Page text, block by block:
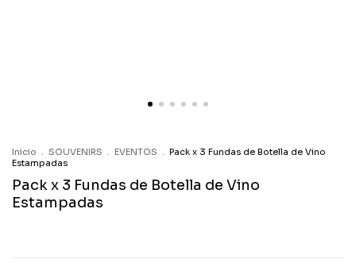
Inicio SOUVENIRS EVENTOS
Pack x 3 Fundas de Botella de Vino
Estampadas
Pack x 3 Fundas de Botella de Vino
Estampadas